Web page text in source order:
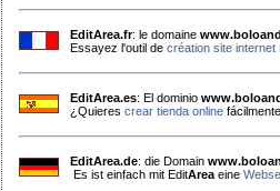
EditArea.fr: le domaine
Essayez l'outil de création site internet
EditArea.es: El dominio
¿Quieres crear tienda online
EditArea.de: die Domain
Es ist einfach mit EditArea eine